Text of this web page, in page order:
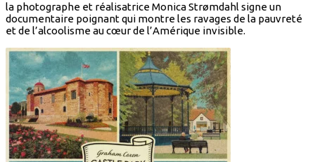
la photographe et réalisatrice Monica Strømdahl signe un
documentaire poignant qui montre les ravages de la pauvreté
et de l’alcoolisme au cœur de l’Amérique invisible.